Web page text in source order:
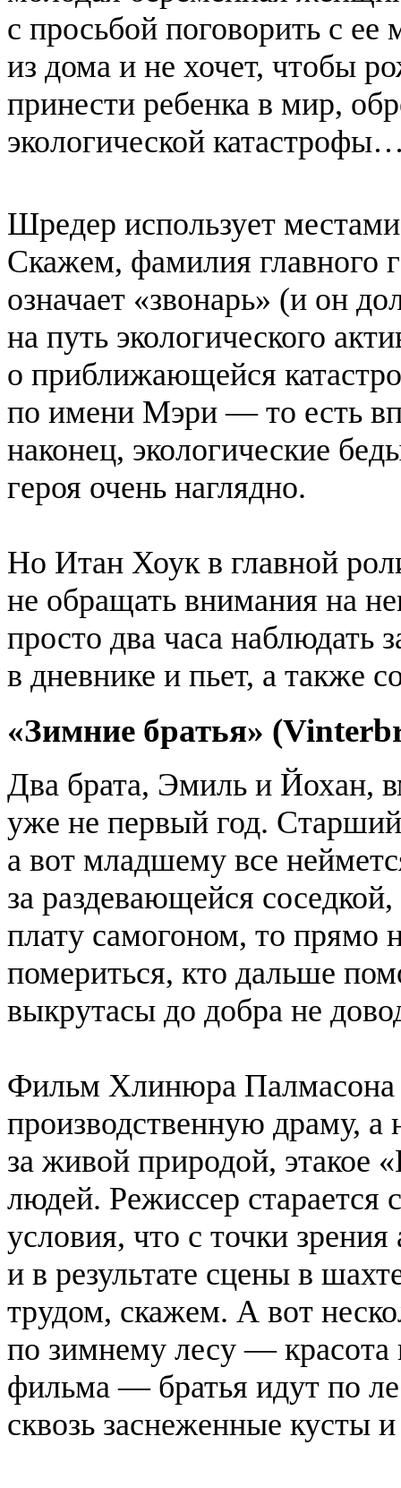
с просьбой поговорить с
из дома и не хочет, чтобы
принести ребенка в мир,
экологической
Шредер использует
Скажем, фамилия главного
означает «звонарь» (и он
на путь экологического
о приближающейся
по имени Мэри — то есть
наконец, экологические
героя очень наглядно.
Но Итан Хоук в главной
не обращать внимания на
просто два часа наблюдать
в дневнике и пьет, а также
«Зимние братья»
Два брата, Эмиль и Йохан,
уже не первый год.
а вот младшему все
за раздевающейся
плату самогоном, то прямо
помериться, кто дальше
выкрутасы до добра не
Фильм Хлинюра Палмасона
производственную драму, а
за живой природой,
людей. Режиссер старается
условия, что с точки
и в результате сцены в
трудом, скажем. А вот
по зимнему лесу — красота
фильма — братья идут по
сквозь заснеженные кусты